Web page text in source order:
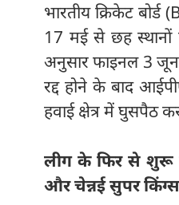
भारतीय क्रिकेट बोर्ड
17 मई से छह
अनुसार फाइनल 3
रद्द होने के बाद
हवाई क्षेत्र में घुसपैठ
लीग के फिर से शुरू
और चेन्नई सुपर